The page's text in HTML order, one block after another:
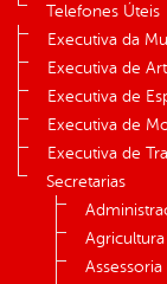
Telefones Úteis
Executiva da
Executiva de
Executiva de
Executiva de
Executiva de
Secretarias
Agricultura